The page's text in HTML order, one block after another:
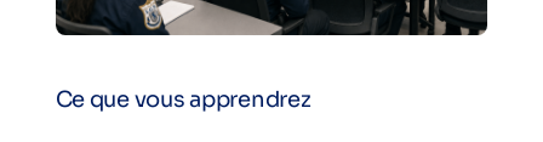
Ce que vous apprendrez